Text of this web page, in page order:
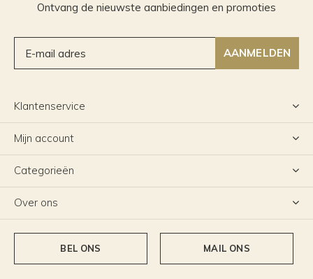
Ontvang de nieuwste aanbiedingen en promoties
AANMELDEN
Klantenservice
Mijn account
Categorieën
Over ons
BEL ONS MAIL ONS